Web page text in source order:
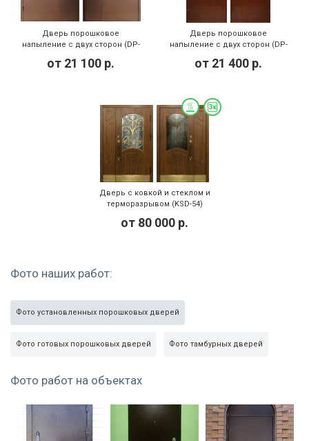
Дверь порошковое
напыление с двух сторон (DP-
от 21 100 р.
Дверь порошковое
напыление с двух сторон (DP-
от 21 400 р.
Дверь с ковкой и стеклом и
терморазрывом (KSD-54)
от 80 000 р.
Фото наших работ:
Фото установленных порошковых дверей
Фото готовых порошковых дверей Фото тамбурных дверей
Фото работ на объектах